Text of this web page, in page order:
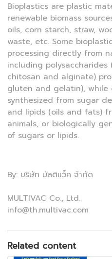
Bioplastics are plastic
renewable biomass
oils, corn starch, straw,
waste, etc. Some
processing directly from
including polysaccharides
chitosan and alginate)
gluten and gelatin), while
synthesized from sugar
and lipids (oils and fats)
animals, or biologically
of sugars or lipids.
By: บริษัท มัลติแว็ค จำกัด
MULTIVAC Co., Ltd.
info@th.multivac.com
Related content